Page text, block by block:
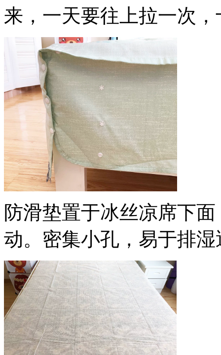
来，一天要往上拉一次
防滑垫置于冰丝凉席下
动。密集小孔，易于排湿